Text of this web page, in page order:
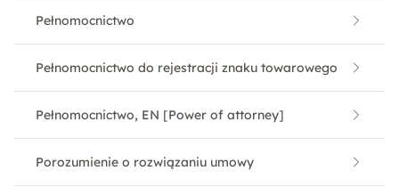
Pełnomocnictwo
Pełnomocnictwo do rejestracji znaku towarowego
Pełnomocnictwo, EN [Power of attorney]
Porozumienie o rozwiązaniu umowy